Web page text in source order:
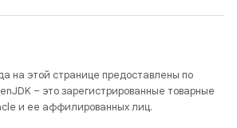
на этой странице предоставлены по
– это зарегистрированные товарные
и ее аффилированных лиц.